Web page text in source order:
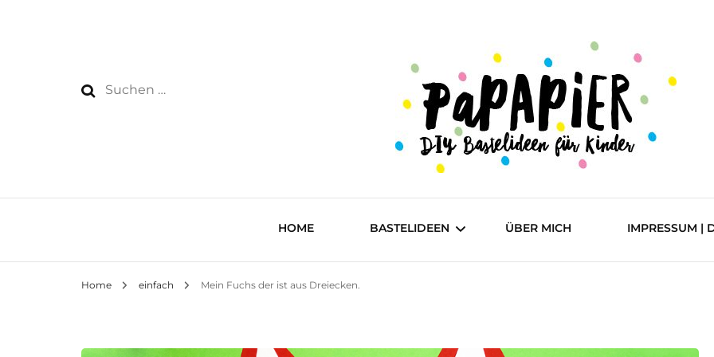
Suchen
Papapier
DIY Bastelideen für Kinder
HOME BASTELIDEEN ÜBER MICH IMPRESSUM |
Home einfach Mein Fuchs der ist aus Dreiecken.